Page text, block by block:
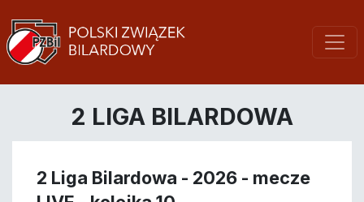
2 LIGA BILARDOWA
2 Liga Bilardowa - 2026 - mecze